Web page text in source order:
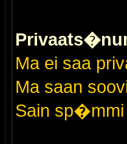
Ma ei saa
Ma saan
Sain